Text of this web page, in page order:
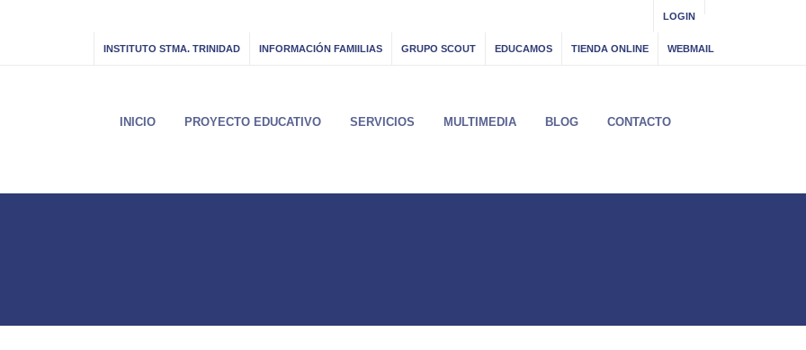
LOGIN
INSTITUTO STMA. TRINIDAD INFORMACIÓN FAMIILIAS GRUPO SCOUT EDUCAMOS TIENDA ONLINE WEBMAIL
INICIO PROYECTO EDUCATIVO SERVICIOS MULTIMEDIA BLOG CONTACTO